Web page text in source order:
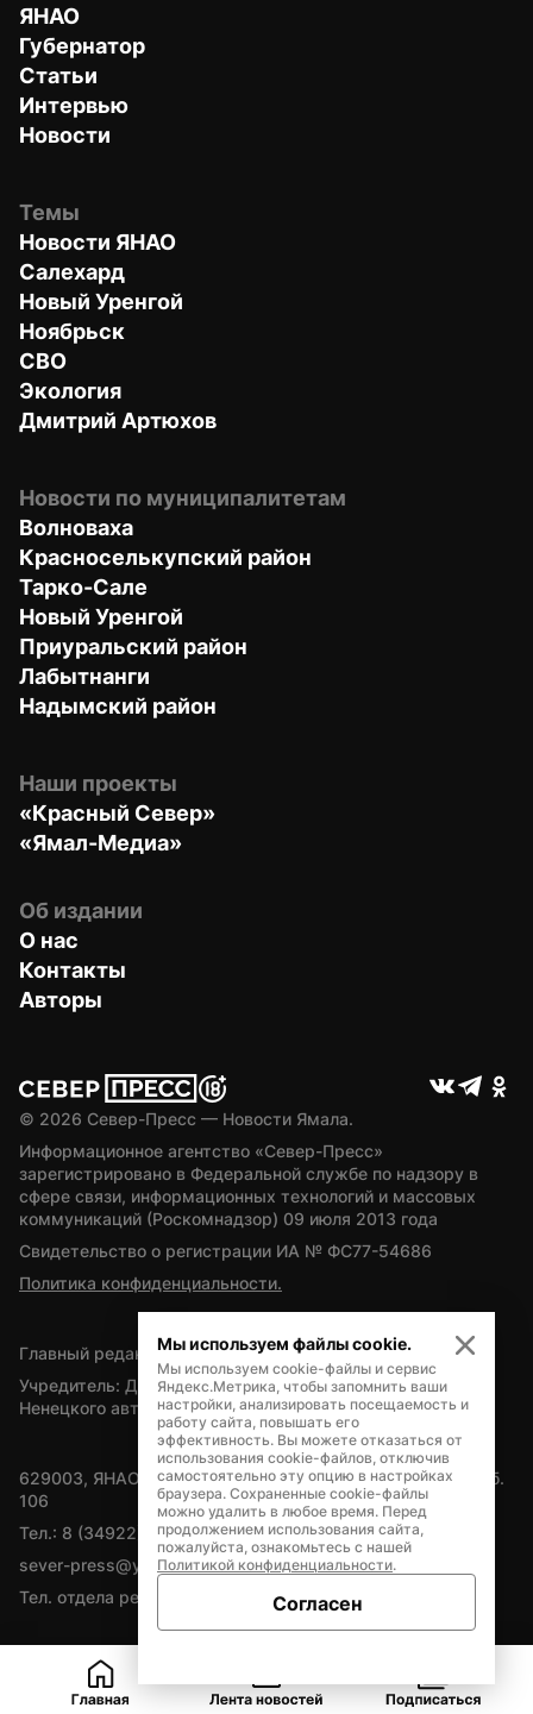
ЯНАО
Губернатор
Статьи
Интервью
Новости
Темы
Новости ЯНАО
Салехард
Новый Уренгой
Ноябрьск
СВО
Экология
Дмитрий Артюхов
Новости по муниципалитетам
Волноваха
Красноселькупский район
Тарко-Сале
Новый Уренгой
Приуральский район
Лабытнанги
Надымский район
Наши проекты
«Красный Север»
«Ямал-Медиа»
Об издании
О нас
Контакты
Авторы
© 2026 Север-Пресс — Новости Ямала.
Информационное агентство «Север-Пресс»
зарегистрировано в Федеральной службе по надзору в
сфере связи, информационных технологий и массовых
коммуникаций (Роскомнадзор) 09 июля 2013 года
Свидетельство о регистрации ИА № ФС77-54686
Политика конфиденциальности.
Главный редактор — А.Л. Поздеев
Учредитель: Департамент внутренней политики Ямало-
Ненецкого автономного округа
629003, ЯНАО, Салехард, мкр. Богдана Кнунянца, д.1, каб.
106
Тел.: 8 (34922) 71262
sever-press@yamal-media.ru
Тел. отдела рекламы: 8 (34922) 42728
Мы используем файлы cookie.
Мы используем cookie-файлы и сервис
Яндекс.Метрика, чтобы запомнить ваши
настройки, анализировать посещаемость и
работу сайта, повышать его
эффективность. Вы можете отказаться от
использования cookie-файлов, отключив
самостоятельно эту опцию в настройках
браузера. Сохраненные cookie-файлы
можно удалить в любое время. Перед
продолжением использования сайта,
пожалуйста, ознакомьтесь с нашей
Политикой конфиденциальности.
Согласен